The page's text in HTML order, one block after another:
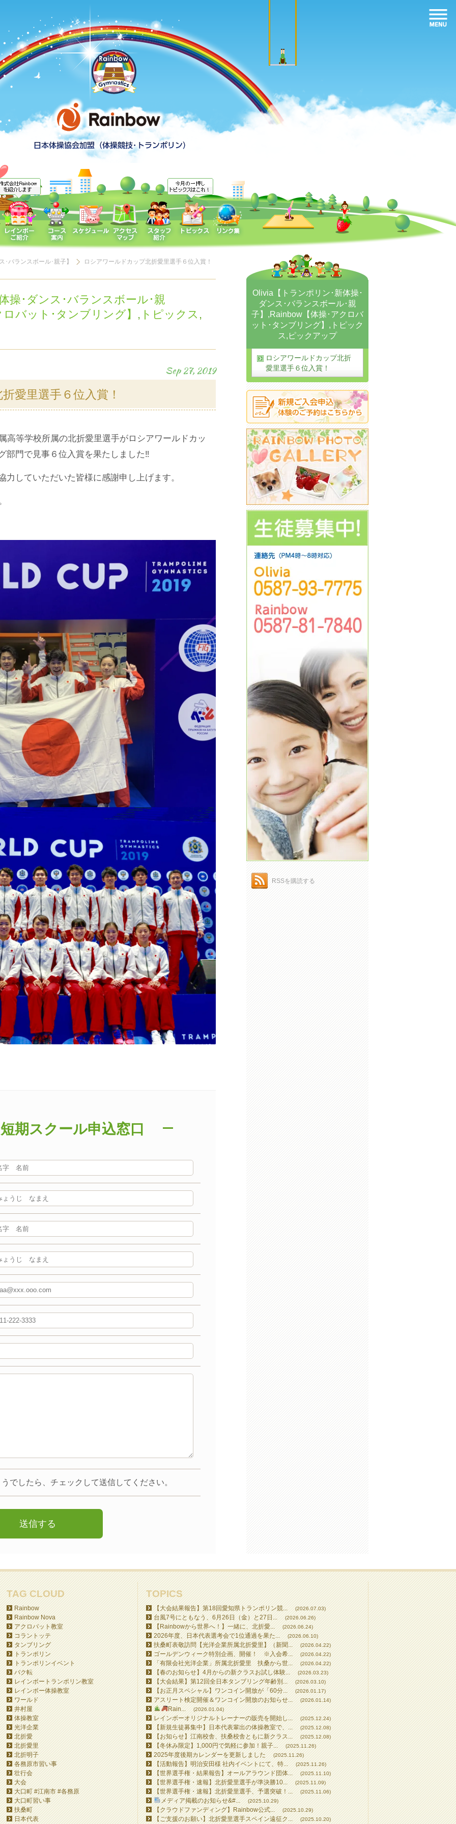
･バランスボール･親子】 ロシアワールドカップ北折愛里選手６位入賞！
操･ダンス･バランスボール･親
バット･タンブリング】 , トピックス ,
Sep 27, 2019
愛里選手６位入賞！
高等学校所属の北折愛里選手がロシアワールドカッ
部門で見事６位入賞を果たしました‼︎
していただいた皆様に感謝申し上げます。
期スクール申込窓口
でしたら、チェックして送信してください。
Olivia【トランポリン･新体操･
ダンス･バランスボール･親
子】 ,Rainbow【体操･アクロバ
ット･タンブリング】 , トピック
ス , ピックアップ
ロシアワールドカップ北折
愛里選手６位入賞！
RSSを購読する
TAG CLOUD
Rainbow
Rainbow Nova
アクロバット教室
コラントッテ
タンブリング
トランポリン
トランポリンイベント
バク転
レインボートランポリン教室
レインボー体操教室
ワールド
井村屋
体操教室
光洋企業
北折愛
北折愛里
北折明子
各務原市習い事
壮行会
大会
大口町 #江南市 #各務原
大口町習い事
扶桑町
日本代表
TOPICS
【大会結果報告】第18回愛知県トランポリン競... (2026.07.03)
台風7号にともなう、6月26日（金）と27日... (2026.06.26)
【Rainbowから世界へ！】一緒に、北折愛... (2026.06.24)
2026年度、日本代表選考会で1位通過を果た... (2026.06.10)
扶桑町表敬訪問【光洋企業所属北折愛里】（新聞... (2026.04.22)
ゴールデンウィーク特別企画、開催！ ※入会希... (2026.04.22)
「有限会社光洋企業」所属北折愛里 扶桑から世... (2026.04.22)
【春のお知らせ】4月からの新クラスお試し体験... (2026.03.23)
【大会結果】第12回全日本タンブリング年齢別... (2026.03.10)
【お正月スペシャル】ワンコイン開放が「60分... (2026.01.17)
アスリート検定開催＆ワンコイン開放のお知らせ... (2026.01.14)
Rain... (2026.01.04)
レインボーオリジナルトレーナーの販売を開始し... (2025.12.24)
【新規生徒募集中】日本代表輩出の体操教室で、... (2025.12.08)
【お知らせ】江南校舎、扶桑校舎ともに新クラス... (2025.12.08)
【冬休み限定】1,000円で気軽に参加！親子... (2025.11.26)
2025年度後期カレンダーを更新しました (2025.11.26)
【活動報告】明治安田様 社内イベントにて、特... (2025.11.26)
【世界選手権・結果報告】オールアラウンド団体... (2025.11.10)
【世界選手権・速報】北折愛里選手が準決勝10... (2025.11.09)
【世界選手権・速報】北折愛里選手、予選突破！... (2025.11.06)
メディア掲載のお知らせ&#... (2025.10.29)
【クラウドファンディング】Rainbow公式... (2025.10.29)
【ご支援のお願い】北折愛里選手スペイン遠征ク... (2025.10.20)